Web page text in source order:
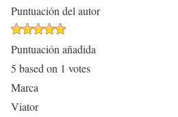
Puntuación del autor
Puntuación añadida
5 based on 1 votes
Marca
Viator